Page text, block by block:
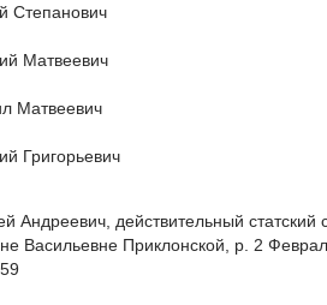
Степанович
Матвеевич
Матвеевич
Григорьевич
Андреевич, действительный статский
Васильевне Приклонской, р. 2